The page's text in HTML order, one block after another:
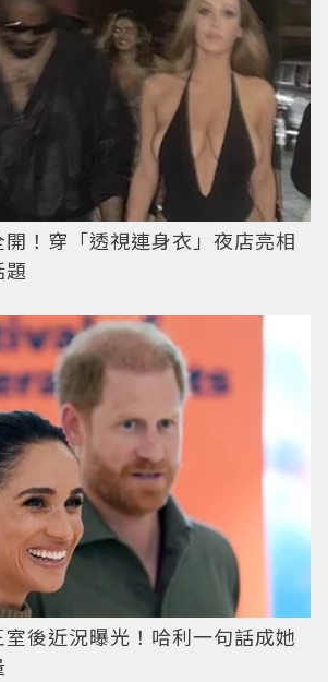
！穿「透視連身衣」夜店亮相
後近況曝光！哈利一句話成她